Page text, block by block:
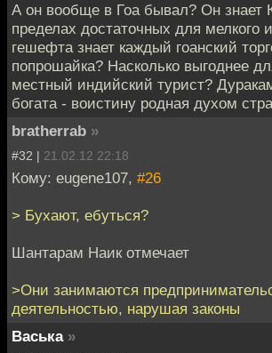
А он вообще в Гоа бывал? Он знает
пределах достаточных для мелкого
гешефта знает каждый гоанский
попрошайка? Насколько выгоднее
местный индийский турист?
богата - воистину родная духом
bratherrab »
#32 | 21.02.12 22:18
Кому: eugene107, #26
> Бухают, ебуться?
Шантарам Наик отмечает
>Они занимаются
деятельностью, нарушая законы
Васька »